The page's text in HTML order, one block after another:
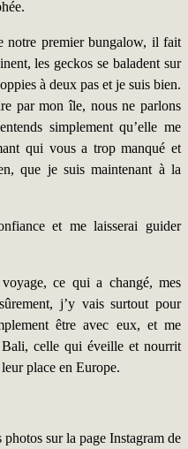
notre premier bungalow, il fait
les geckos se baladent sur
à deux pas et je suis bien.
par mon île, nous ne parlons
simplement qu’elle me
qui vous a trop manqué et
que je suis maintenant à la
et me laisserai guider
ce qui a changé, mes
j’y vais surtout pour
être avec eux, et me
Bali, celle qui éveille et nourrit
place en Europe.
sur la page Instagram de